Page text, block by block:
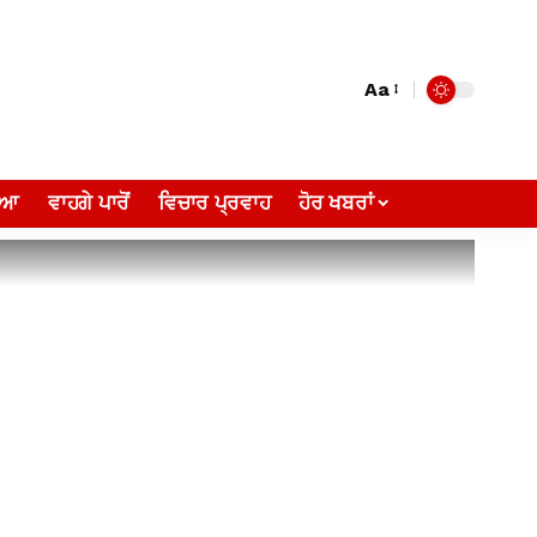
Aa
ਵਾਹਗੇ ਪਾਰੋਂ ਵਿਚਾਰ ਪ੍ਰਵਾਹ ਹੋਰ ਖਬਰਾਂ